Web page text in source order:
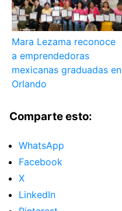
Mara Lezama reconoce
a emprendedoras
mexicanas graduadas en
Orlando
Comparte esto:
WhatsApp
Facebook
X
LinkedIn